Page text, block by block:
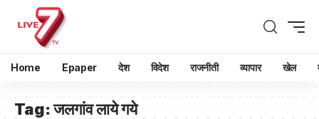
Home Epaper देश विदेश राजनीती व्यापार खेल
Tag:जलगांव लाये गये